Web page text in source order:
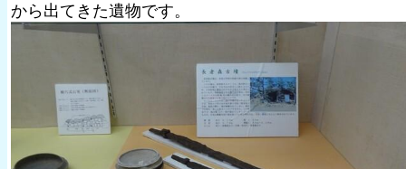
から出てきた遺物です。